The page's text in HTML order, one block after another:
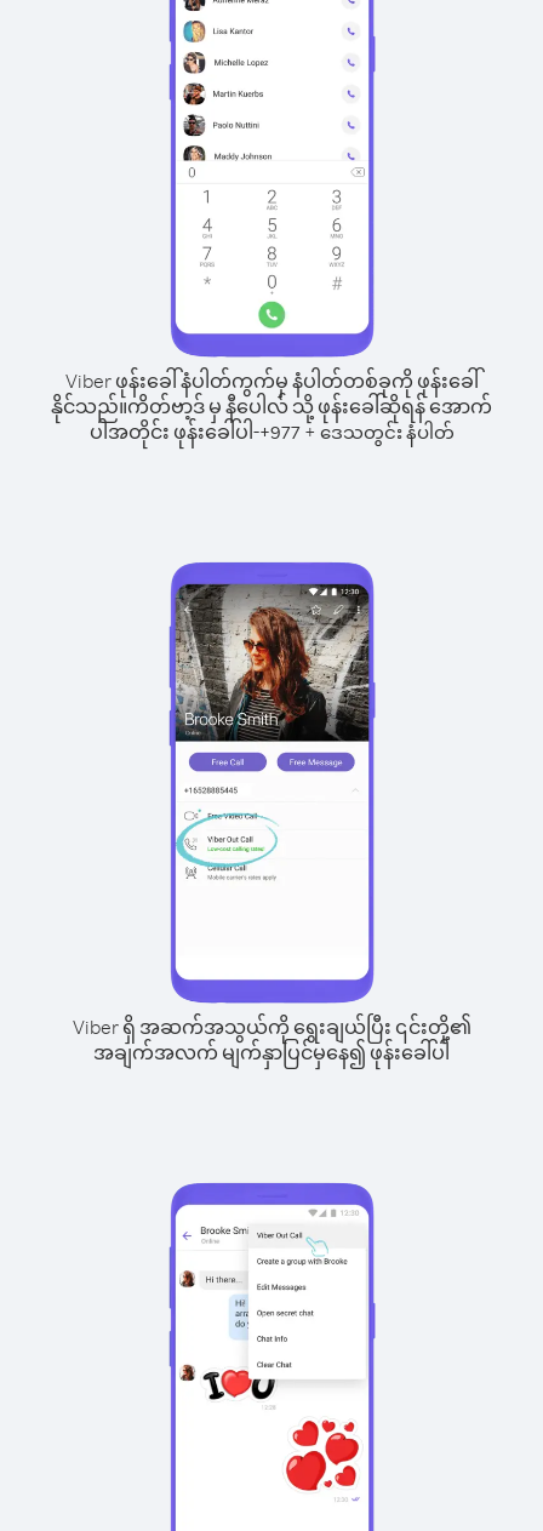
Viber ဖုန်းခေါ်နံပါတ်ကွက်မှ နံပါတ်တစ်ခုကို ဖုန်းခေါ်
နိုင်သည်။ကိတ်ဗာ့ဒ် မှ နီပေါလ် သို့ ဖုန်းခေါ်ဆိုရန် အောက်
ပါအတိုင်း ဖုန်းခေါ်ပါ-+977+ ဒေသတွင်း နံပါတ်
Viber ရှိ အဆက်အသွယ်ကို ရွေးချယ်ပြီး ၎င်းတို့၏
အချက်အလက် မျက်နှာပြင်မှနေ၍ ဖုန်းခေါ်ပါ